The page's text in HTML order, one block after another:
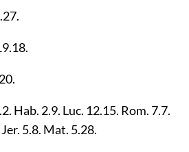
.
.
.
. Hab. 2.9. Luc. 12.15. Rom. 7.7.
5.8. Mat. 5.28.